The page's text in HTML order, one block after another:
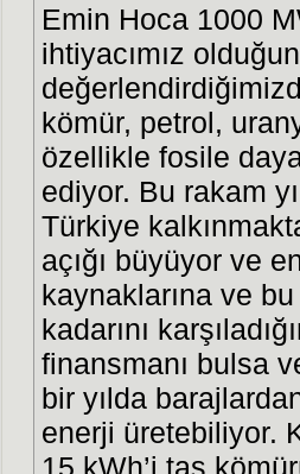
Emin Hoca 1000
ihtiyacımız
kömür, petrol,
özellikle fosile
ediyor. Bu rakam
Türkiye
açığı büyüyor ve
kaynaklarına ve
kadarını
finansmanı bulsa
bir yılda
enerji üretebiliyor.
15 kWh’i taş